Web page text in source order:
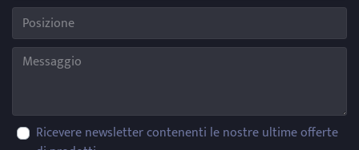
Ricevere newsletter contenenti le nostre ultime offerte